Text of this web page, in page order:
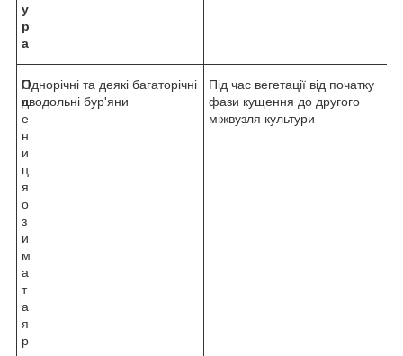
у
р
а
П
ш
е
н
и
ц
я
о
з
и
м
а
т
а
я
р
Однорічні та деякі багаторічні
дводольні бур'яни
Під час вегетації від початку
фази кущення до другого
міжвузля культури